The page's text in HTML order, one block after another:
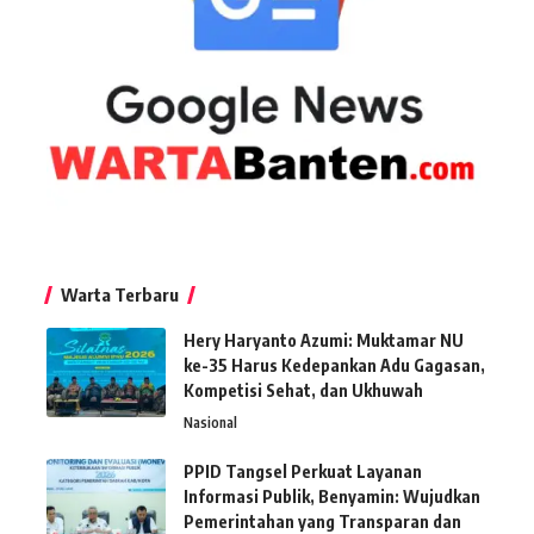
Warta Terbaru
Hery Haryanto Azumi: Muktamar NU
ke-35 Harus Kedepankan Adu Gagasan,
Kompetisi Sehat, dan Ukhuwah
Nasional
PPID Tangsel Perkuat Layanan
Informasi Publik, Benyamin: Wujudkan
Pemerintahan yang Transparan dan